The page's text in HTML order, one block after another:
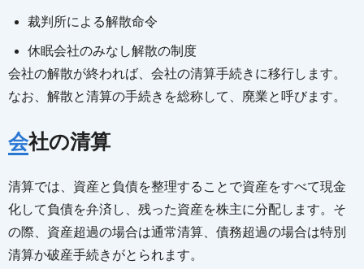
裁判所による解散命令
休眠会社のみなし解散の制度
会社の解散が終われば、会社の清算手続きに移行します。
なお、解散と清算の手続きを総称して、廃業と呼びます。
会社の清算
清算では、資産と負債を整理することで資産をすべて現金
化して負債を弁済し、残った資産を株主に分配します。そ
の際、資産超過の場合は通常清算、債務超過の場合は特別
清算か破産手続きがとられます。